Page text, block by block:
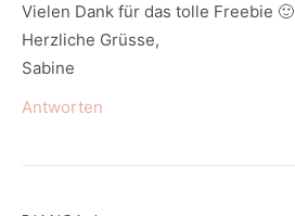
Vielen Dank für das tolle Freebie 🙂
Herzliche Grüsse,
Sabine
Antworten